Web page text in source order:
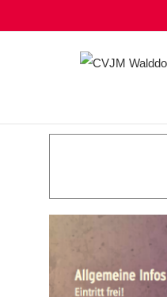
Inhalt